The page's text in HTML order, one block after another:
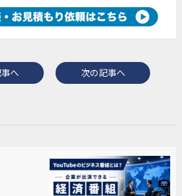
へ 次の記事へ